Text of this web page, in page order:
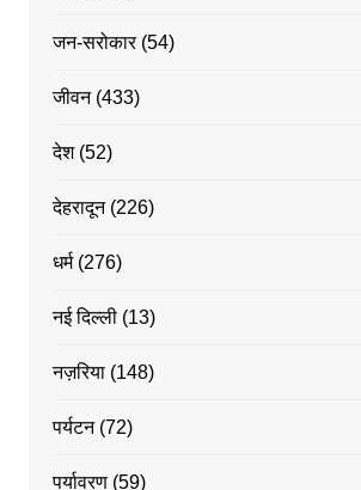
जन-सरोकार(54)
जीवन(433)
देश(52)
देहरादून(226)
धर्म(276)
नई दिल्ली(13)
नज़रिया(148)
पर्यटन(72)
पर्यावरण(59)